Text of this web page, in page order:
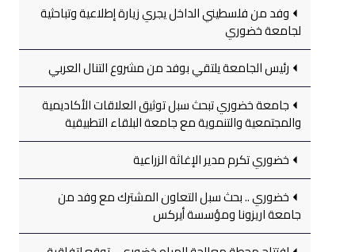
وفد من فلسطيني الداخل يجري زيارة إطلاعية وتباحثية
لجامعة خضوري
رئيس الجامعة يلتقي بوفد من مشروع التنال العربي
جامعة خضوري تبحث سبل توثيق العلاقات الأكاديمية
والمجتمعية والتنموية مع جامعة البلقاء التطبيقية
خضوري تكرم مدير الإغاثة الزراعية
خضوري .. بحث سبل التعاون المشترك مع وفد من
جامعة اريزونا ومؤسسة أيركس